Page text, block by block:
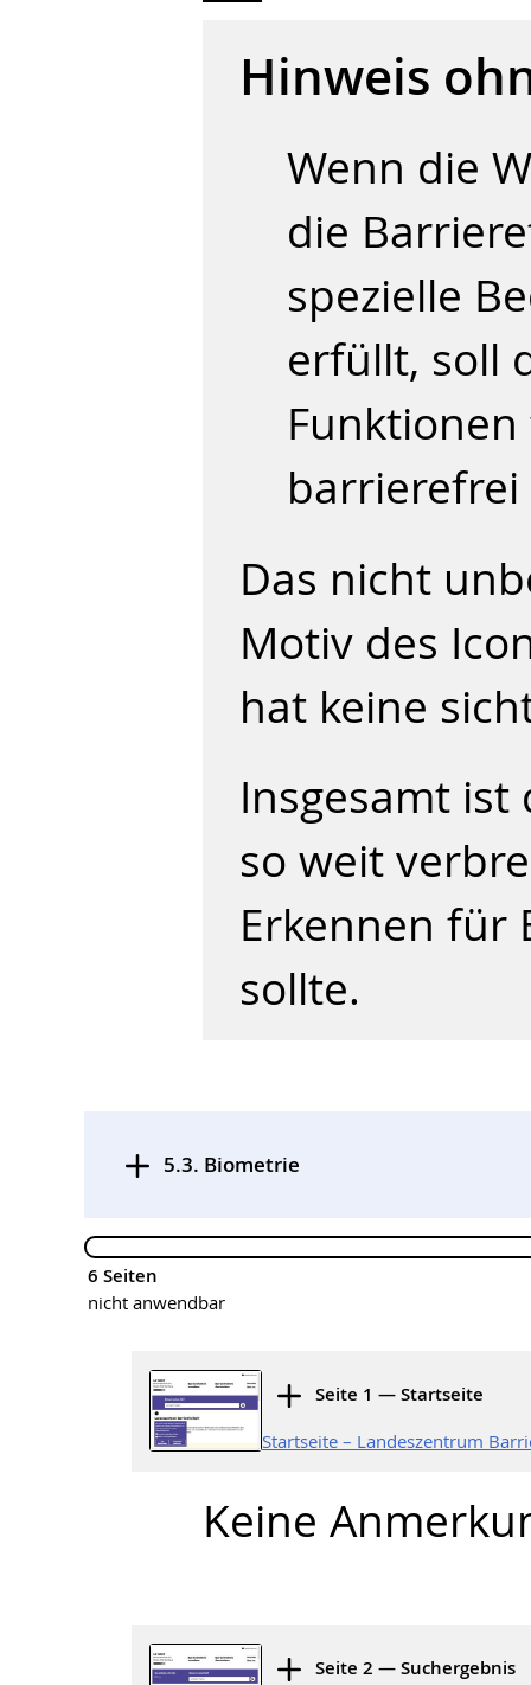
Hinweis
Wenn die
die
spezielle
erfüllt, soll
barrierefrei
Das nicht
Motiv des
hat keine
Insgesamt ist
so weit
Erkennen für
sollte.
5.3. Biometrie
6 Seiten
nicht anwendbar
Seite 1 — Startseite
Startseite – Landeszentrum
Keine
Seite 2 — Suchergebnis